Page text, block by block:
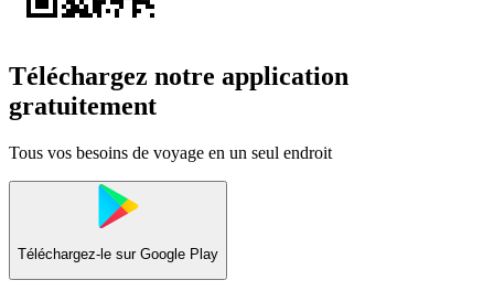
Téléchargez notre application
gratuitement
Tous vos besoins de voyage en un seul endroit
Téléchargez-le sur Google Play